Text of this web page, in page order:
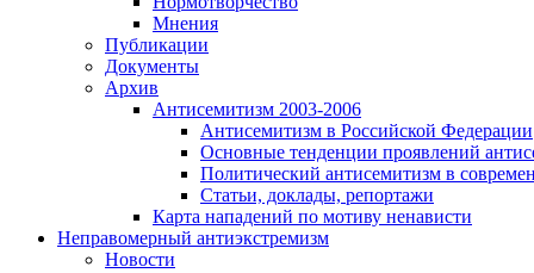
Мнения
Публикации
Документы
Архив
Антисемитизм 2003-2006
Антисемитизм в Российской Федерации
Основные тенденции проявлений
Политический антисемитизм в
Статьи, доклады, репортажи
Карта нападений по мотиву ненависти
Неправомерный антиэкстремизм
Новости